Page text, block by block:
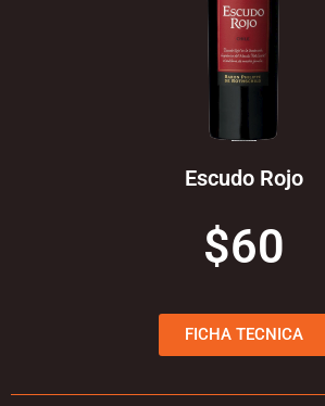
Escudo Rojo
$60
FICHA TECNICA